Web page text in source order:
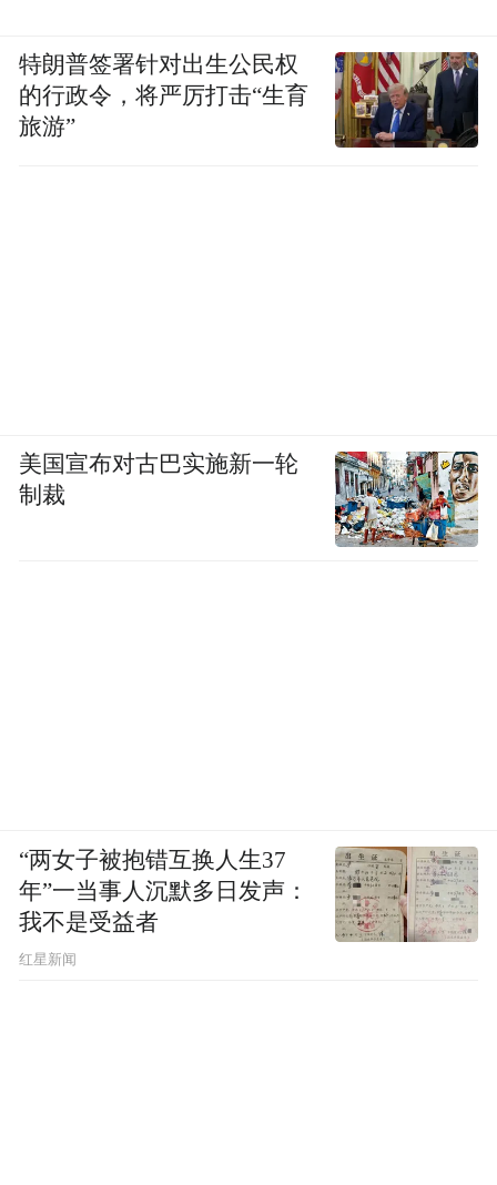
特朗普签署针对出生公民权
的行政令，将严厉打击“生育
旅游”
美国宣布对古巴实施新一轮
制裁
“两女子被抱错互换人生37
年”一当事人沉默多日发声：
我不是受益者
红星新闻